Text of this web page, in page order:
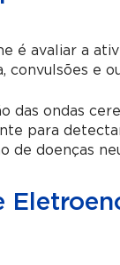
é avaliar a
convulsões e
das ondas
para
de doenças